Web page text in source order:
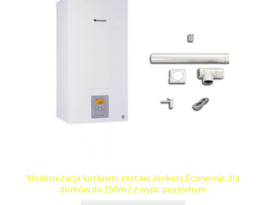
Modernizacja kotłowni zestaw Junkers Economic dla
domów do 150m2 z wypr. poziomym